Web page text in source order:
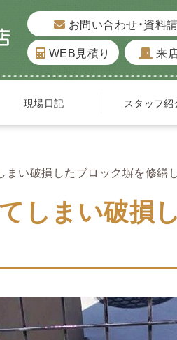
お問い合わせ・資料
WEB見積り
来
現場日記 スタッフ紹
まい破損したブロック塀を修繕
しまい破損